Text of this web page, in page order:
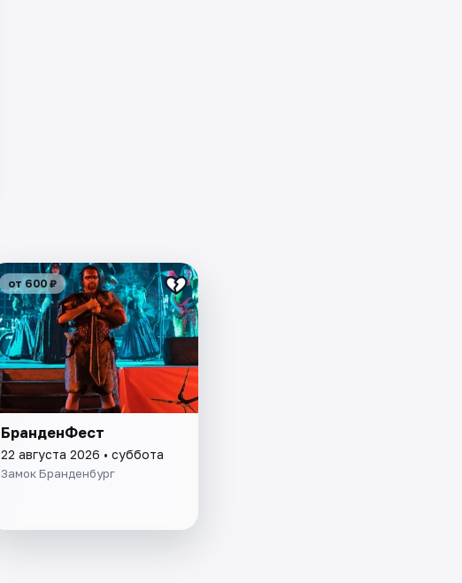
от 600 ₽
БранденФест
22 августа 2026 • суббота
Замок Бранденбург